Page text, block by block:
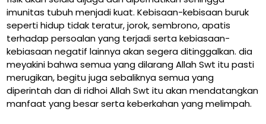
imunitas tubuh menjadi kuat. Kebisaan-kebisaan buruk
seperti hidup tidak teratur, jorok, sembrono, apatis
terhadap persoalan yang terjadi serta kebiasaan-
kebiasaan negatif lainnya akan segera ditinggalkan. dia
meyakini bahwa semua yang dilarang Allah Swt itu pasti
merugikan, begitu juga sebaliknya semua yang
diperintah dan di ridhoi Allah Swt itu akan mendatangkan
manfaat yang besar serta keberkahan yang melimpah.